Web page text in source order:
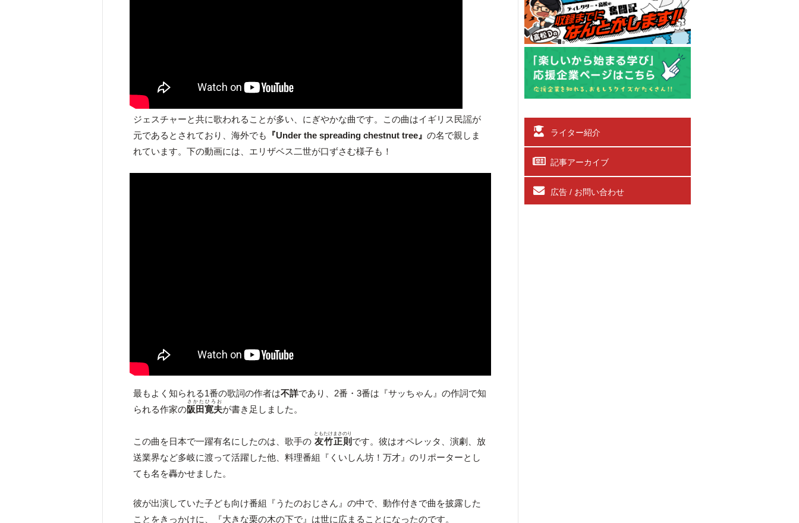
ジェスチャーと共に歌われることが多い、にぎやかな曲です。この曲はイギリス民謡が
元であるとされており、海外でも
『Under the spreading chestnut tree』の名で親しま
れています。下の動画には、エリザベス二世が口ずさむ様子も！
最もよく知られる1番の歌詞の作者は不詳であり、2番・3番は『サッちゃん』の作詞で知
られる作家の阪田寛夫
さかたひろお
が書き足しました。
この曲を日本で一躍有名にしたのは、歌手の 友竹正則
ともたけまさのり
です。彼はオペレッタ、演劇、放
送業界など多岐に渡って活躍した他、料理番組『くいしん坊！万才』のリポーターとし
ても名を轟かせました。
彼が出演していた子ども向け番組『うたのおじさん』の中で、動作付きで曲を披露した
ことをきっかけに、『大きな栗の木の下で』は世に広まることになったのです。
ライター紹介
記事アーカイブ
広告 / お問い合わせ